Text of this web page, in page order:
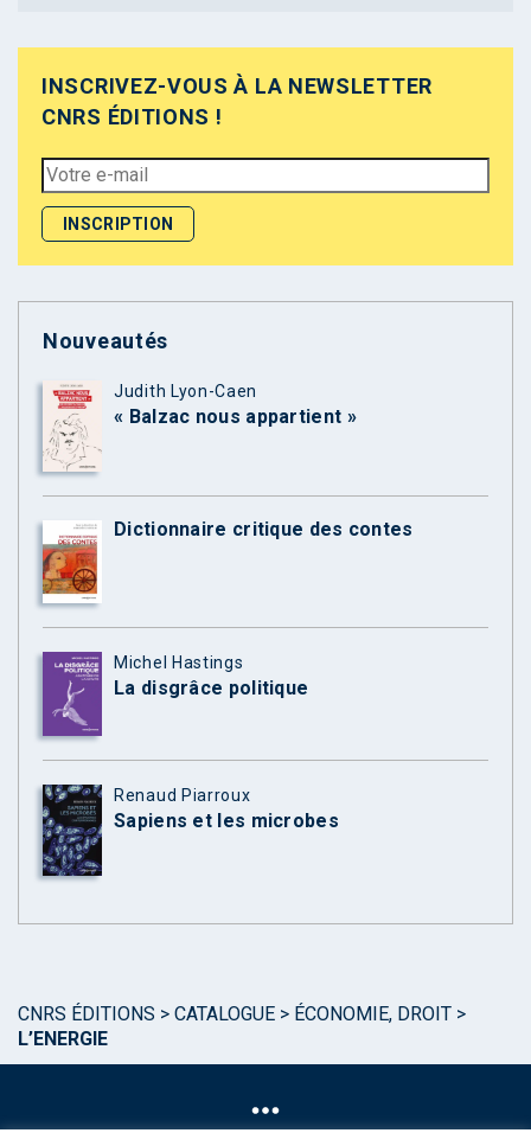
INSCRIVEZ-VOUS À LA NEWSLETTER
CNRS ÉDITIONS !
Nouveautés
Judith Lyon-Caen
« Balzac nous appartient »
Dictionnaire critique des contes
Michel Hastings
La disgrâce politique
Renaud Piarroux
Sapiens et les microbes
CNRS ÉDITIONS > CATALOGUE > ÉCONOMIE, DROIT >
L’ENERGIE